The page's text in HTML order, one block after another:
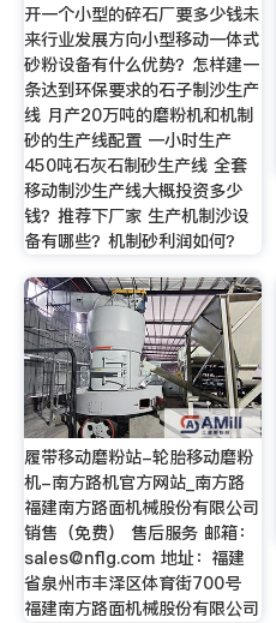
开一个小型的碎石厂要多少钱未
来行业发展方向小型移动一体式
砂粉设备有什么优势？怎样建一
条达到环保要求的石子制沙生产
线 月产20万吨的磨粉机和机制
砂的生产线配置 一小时生产
450吨石灰石制砂生产线 全套
移动制沙生产线大概投资多少
钱？推荐下厂家 生产机制沙设
备有哪些？机制砂利润如何？
履带移动磨粉站-轮胎移动磨粉
机-南方路机官方网站_南方路
福建南方路面机械股份有限公司
销售（免费） 售后服务 邮箱：
sales@nflg.com地址：福建
省泉州市丰泽区体育街700号
福建南方路面机械股份有限公司